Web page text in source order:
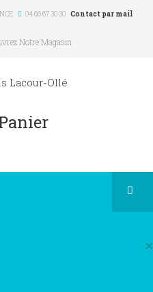
04 66 67 30 30 Contact par mail
Notre Magasin
×